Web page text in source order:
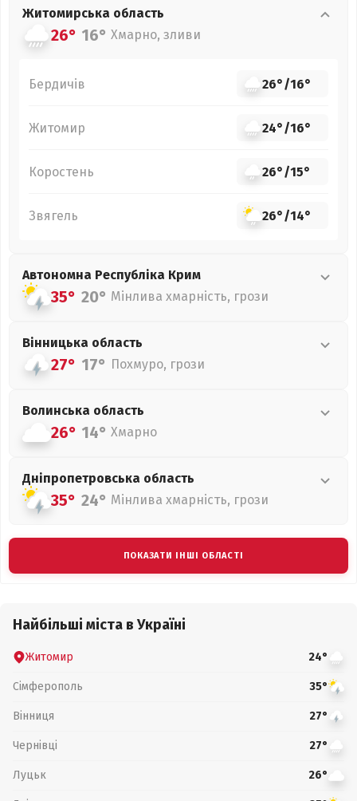
Житомирська область
26° 16° Хмарно, зливи
Бердичів 26°/16°
Житомир 24°/16°
Коростень 26°/15°
Звягель 26°/14°
Автономна Республіка Крим
35° 20° Мінлива хмарність, грози
Вінницька область
27° 17° Похмуро, грози
Волинська область
26° 14° Хмарно
Дніпропетровська область
35° 24° Мінлива хмарність, грози
ПОКАЗАТИ ІНШІ ОБЛАСТІ
Найбільші міста в Україні
Житомир 24°
Сімферополь 35°
Вінниця 27°
Чернівці 27°
Луцьк 26°